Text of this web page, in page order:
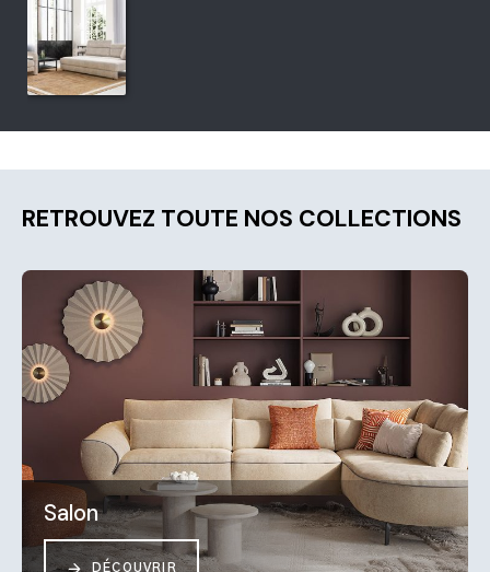
RETROUVEZ TOUTE NOS COLLECTIONS
Salon
DÉCOUVRIR